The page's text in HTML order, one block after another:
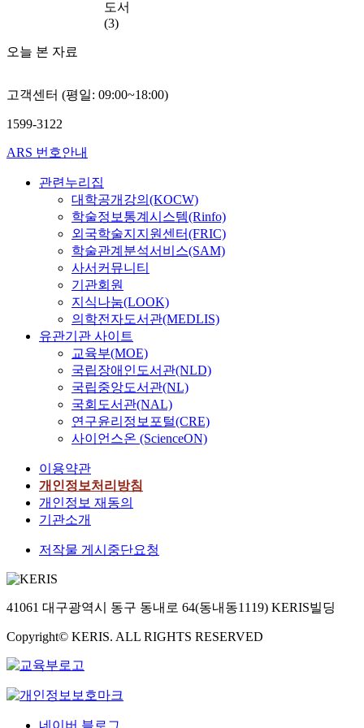
도서
(3)
오늘 본 자료
고객센터 (평일: 09:00~18:00)
1599-3122
ARS 번호안내
관련누리집
대학공개강의(KOCW)
학술정보통계시스템(Rinfo)
외국학술지지원센터(FRIC)
학술관계분석서비스(SAM)
사서커뮤니티
기관회원
지식나눔(LOOK)
의학전자도서관(MEDLIS)
유관기관 사이트
교육부(MOE)
국립장애인도서관(NLD)
국립중앙도서관(NL)
국회도서관(NAL)
연구윤리정보포털(CRE)
사이언스온 (ScienceON)
이용약관
개인정보처리방침
개인정보 재동의
기관소개
저작물 게시중단요청
41061 대구광역시 동구 동내로 64(동내동1119) KERIS빌딩
Copyright© KERIS. ALL RIGHTS RESERVED